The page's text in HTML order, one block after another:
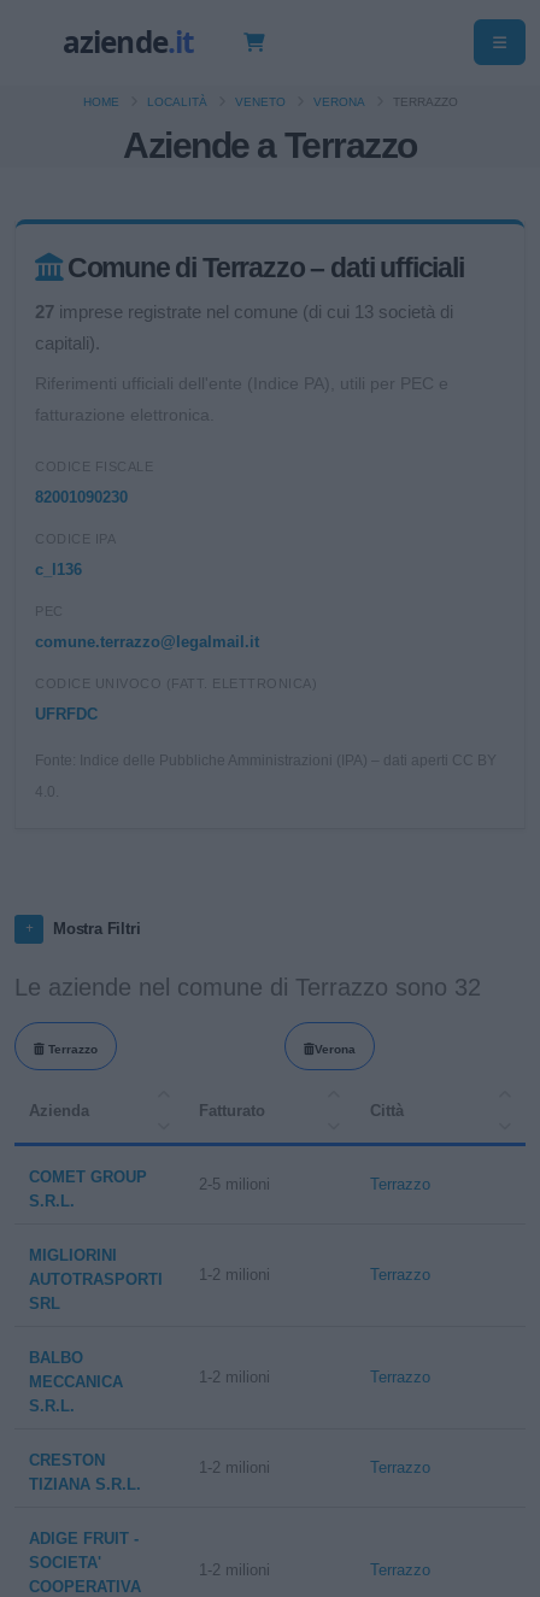
Aziende a Terrazzo
HOME LOCALITÀ VENETO VERONA TERRAZZO
Comune di Terrazzo – dati ufficiali
27 imprese registrate nel comune (di cui 13 società di
capitali).
Riferimenti ufficiali dell'ente (Indice PA), utili per PEC e
fatturazione elettronica.
CODICE FISCALE
82001090230
CODICE IPA
c_l136
PEC
comune.terrazzo@legalmail.it
CODICE UNIVOCO (FATT. ELETTRONICA)
UFRFDC
Fonte: Indice delle Pubbliche Amministrazioni (IPA) – dati aperti CC BY
Mostra Filtri
Le aziende nel comune di Terrazzo sono 32
Terrazzo Verona
Azienda Fatturato Città
COMET GROUP
S.R.L.
2-5 milioni Terrazzo
MIGLIORINI
AUTOTRASPORTI
SRL
1-2 milioni Terrazzo
BALBO
MECCANICA
S.R.L.
1-2 milioni Terrazzo
CRESTON
TIZIANA S.R.L.
1-2 milioni Terrazzo
ADIGE FRUIT -
SOCIETA'
COOPERATIVA
1-2 milioni Terrazzo